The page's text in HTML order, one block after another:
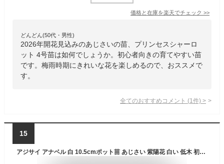
価格と在庫を楽天でチェック >>
どんどん(50代・男性)
2026年開花見込みのあじさいの苗、プリンセスシャーロ
ット 4号苗は如何でしょうか。初心者向きの育てやすい苗
です。梅雨時期にきれいな花を楽しめるので、おススメで
す。
全てのおすすめコメント (1 件) >
15
アジサイ アナベル 白 10.5cmポット苗 あじさい 紫陽花 白い 低木 初夏 梅雨 6月 7月【送料無料】